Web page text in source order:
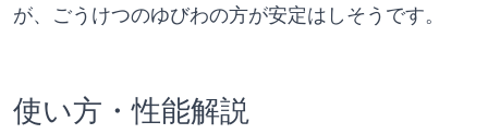
が、ごうけつのゆびわの方が安定はしそうです。
使い方・性能解説